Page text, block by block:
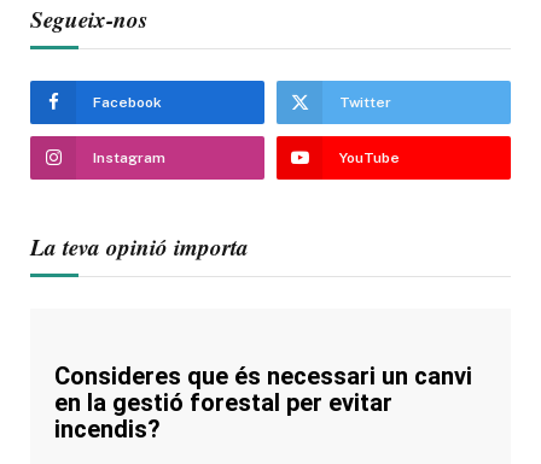
Segueix-nos
Facebook Twitter
Instagram YouTube
La teva opinió importa
Consideres que és necessari un canvi
en la gestió forestal per evitar
incendis?